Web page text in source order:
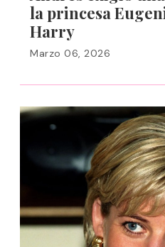
la princesa
Harry
Marzo 06, 2026